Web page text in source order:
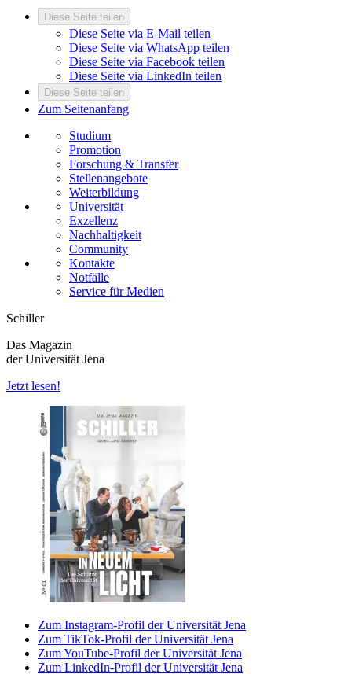
Diese Seite teilen
Diese Seite via E-Mail teilen
Diese Seite via WhatsApp teilen
Diese Seite via Facebook teilen
Diese Seite via LinkedIn teilen
Diese Seite teilen
Zum Seitenanfang
Studium
Promotion
Forschung & Transfer
Stellenangebote
Weiterbildung
Universität
Exzellenz
Nachhaltigkeit
Community
Kontakte
Notfälle
Service für Medien
Schiller
Das Magazin
der Universität Jena
Jetzt lesen!
Zum Instagram-Profil der Universität Jena
Zum TikTok-Profil der Universität Jena
Zum YouTube-Profil der Universität Jena
Zum LinkedIn-Profil der Universität Jena